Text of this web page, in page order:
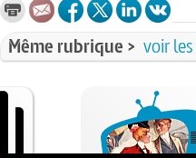
Même rubrique > voir les